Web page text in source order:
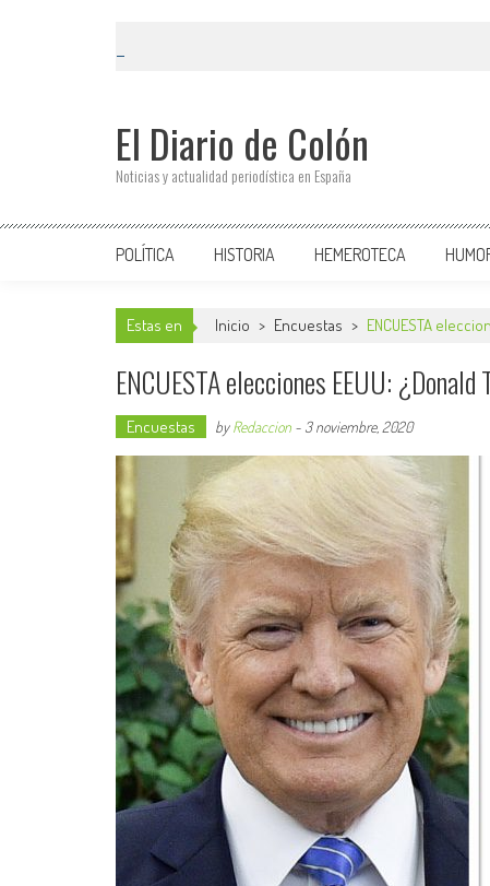
El Diario de Colón
Noticias y actualidad periodística en España
POLÍTICA HISTORIA HEMEROTECA
Estas en Inicio > Encuestas > ENCUESTA
ENCUESTA elecciones EEUU: ¿Donald
Encuestas byRedaccion - 3 noviembre, 2020